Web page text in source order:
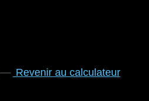
Revenir au calculateur